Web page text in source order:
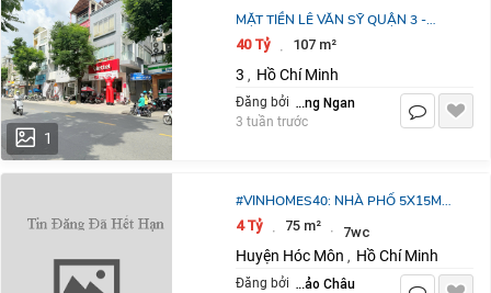
1
MẶT TIỀN LÊ VĂN SỸ QUẬN 3 -
NGANG 4M8 DÀI 23M5 - 40 TỶ
40 Tỷ · 107 m²
3 , Hồ Chí Minh
Đăng bởi Le Hoang Ngan
3 tuần trước
#VINHOMES40: NHÀ PHỐ 5X15M
TỔNG 4 TỶ - CHỈ VỐN 1,4 TỶ, VAY
70% MIỄN LÃI 36 THÁNG, CHIẾT
KHẤU 22,5%!
4 Tỷ · 75 m² · 7wc
Huyện Hóc Môn , Hồ Chí Minh
Đăng bởi Nguyễn Ngọc Bảo Châu